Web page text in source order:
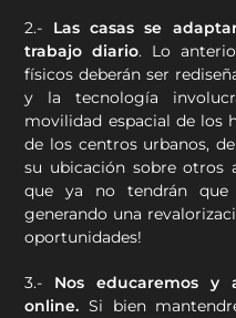
2.- Las casas se
trabajo diario. Lo
físicos deberán ser
y la tecnología
movilidad espacial de los
de los centros urbanos,
su ubicación sobre otros
que ya no tendrán que
generando una
oportunidades!
3.- Nos educaremos y
online. Si bien